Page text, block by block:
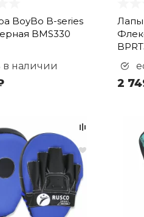
BoyBo B-series
BMS330
в наличии
Лапы
2